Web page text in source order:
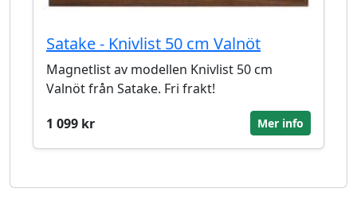
Satake - Knivlist 50 cm Valnöt
Magnetlist av modellen Knivlist 50 cm
Valnöt från Satake. Fri frakt!
1 099 kr
Mer info